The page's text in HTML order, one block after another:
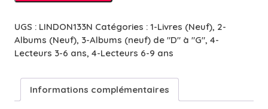
5/7
ans
UGS : LINDON133N Catégories : 1-Livres (Neuf), 2-
Albums (Neuf), 3-Albums (neuf) de "D" à "G", 4-
Lecteurs 3-6 ans, 4-Lecteurs 6-9 ans
Informations complémentaires